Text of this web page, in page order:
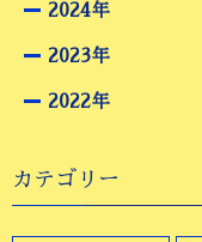
2024年
2023年
2022年
カテゴリー